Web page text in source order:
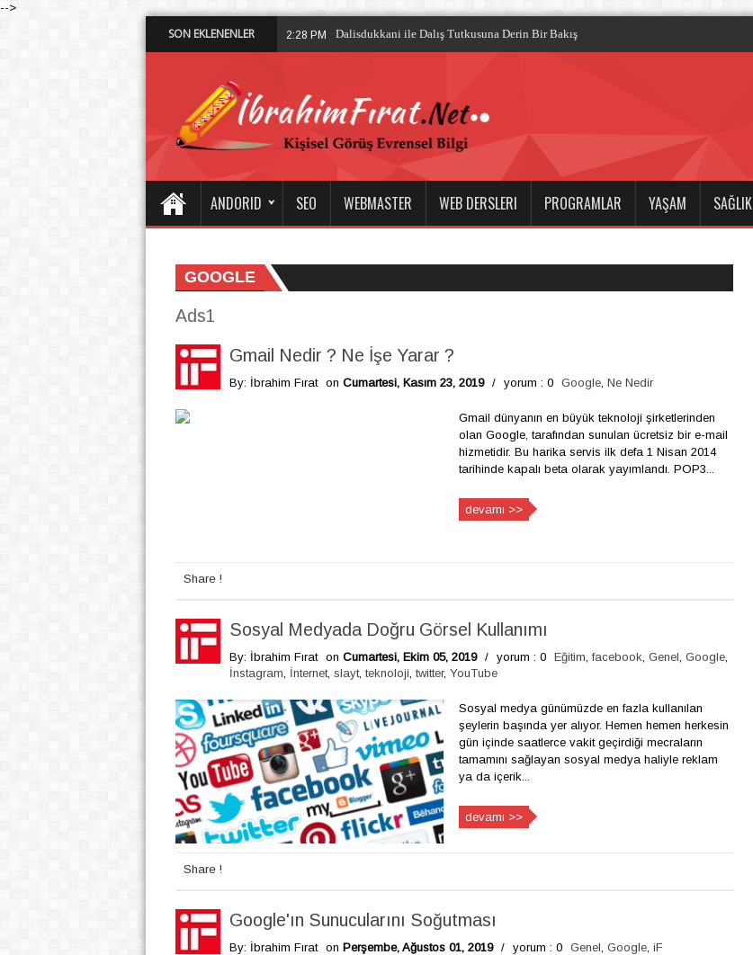
-->
SON EKLENENLER 2:28 PM Dalisdukkani ile Dalış Tutkusuna Derin Bir Bakış
ANDORID SEO WEBMASTER WEB DERSLERI PROGRAMLAR YAŞAM SAĞLIK
GOOGLE
Ads1
Gmail Nedir ? Ne İşe Yarar ?
By: İbrahim Fırat on Cumartesi, Kasım 23, 2019 / yorum : 0 Google, Ne Nedir
Gmail dünyanın en büyük teknoloji şirketlerinden
olan Google, tarafından sunulan ücretsiz bir e-mail
hizmetidir. Bu harika servis ilk defa 1 Nisan 2014
tarihinde kapalı beta olarak yayımlandı. POP3...
devamı >>
Share !
Sosyal Medyada Doğru Görsel Kullanımı
By: İbrahim Fırat on Cumartesi, Ekim 05, 2019 / yorum : 0 Eğitim ,facebook Genel Google,
İnstagram İnternet, slayt, teknoloji twitter, YouTube
Sosyal medya günümüzde en fazla kullanılan
şeylerin başında yer alıyor. Hemen hemen herkesin
gün içinde saatlerce vakit geçirdiği mecraların
tamamını sağlayan sosyal medya haliyle reklam
ya da içerik...
devamı >>
Share !
Google'ın Sunucularını Soğutması
By: İbrahim Fırat on Perşembe, Ağustos 01, 2019 / yorum : 0 Genel Google, iF